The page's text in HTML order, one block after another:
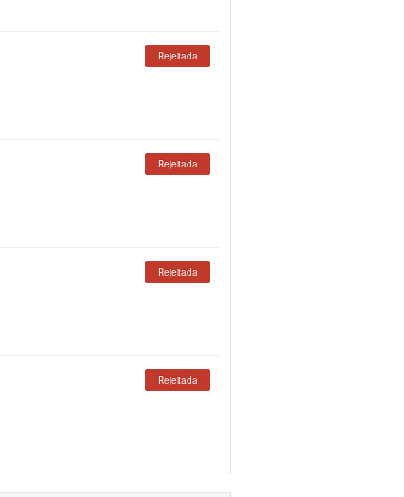
Rejeitada
Rejeitada
Rejeitada
Rejeitada